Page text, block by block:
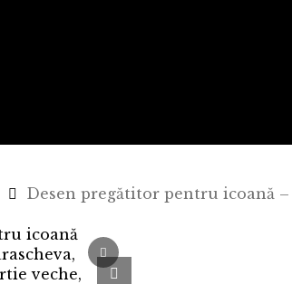
Desen pregătitor pentru icoană –